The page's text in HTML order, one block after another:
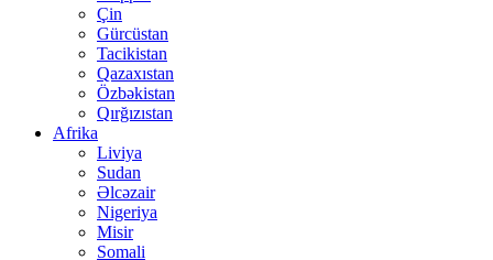
Çin
Gürcüstan
Tacikistan
Qazaxıstan
Özbəkistan
Qırğızıstan
Afrika
Liviya
Sudan
Əlcəzair
Nigeriya
Misir
Somali